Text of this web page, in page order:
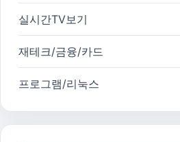
실시간TV보기
재테크/금융/카드
프로그램/리눅스